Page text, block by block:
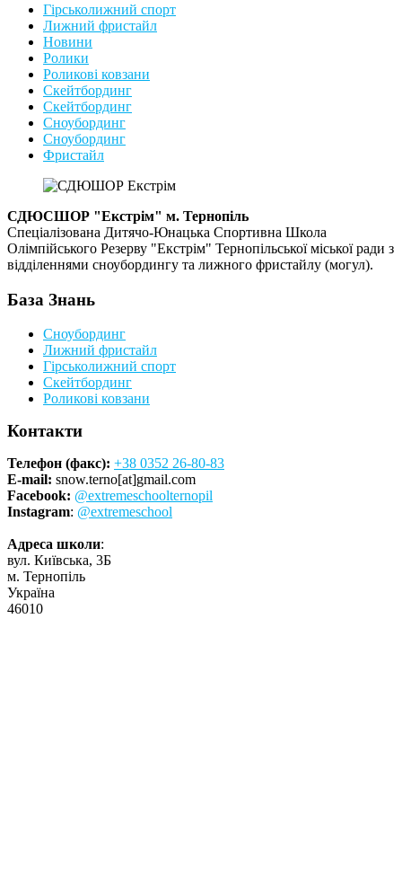
Гірськолижний спорт
Лижний фристайл
Новини
Ролики
Роликові ковзани
Скейтбординг
Скейтбординг
Сноубординг
Сноубординг
Фристайл
СДЮСШОР "Екстрім" м. Тернопіль
Спеціалізована Дитячо-Юнацька Спортивна Школа
Олімпійського Резерву "Екстрім" Тернопільської міської ради з
відділеннями сноубордингу та лижного фристайлу (могул).
База Знань
Сноубординг
Лижний фристайл
Гірськолижний спорт
Скейтбординг
Роликові ковзани
Контакти
Телефон (факс): +38 0352 26-80-83
E-mail: snow.terno[at]gmail.com
Facebook: @extremeschoolternopil
Instagram: @extremeschool
Адреса школи:
вул. Київська, 3Б
м. Тернопіль
Україна
46010